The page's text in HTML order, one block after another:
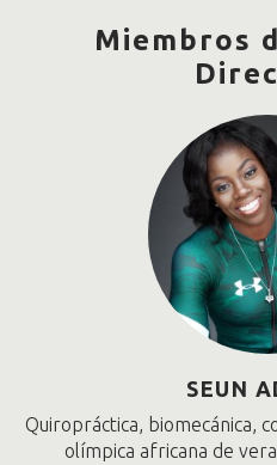
Miembros
SEUN
Quiropráctica, biomecánica,
olímpica africana de